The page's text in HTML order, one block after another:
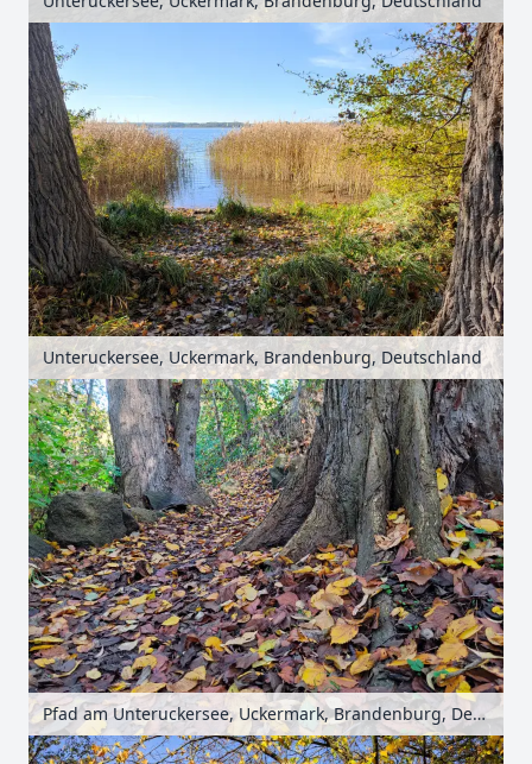
Unteruckersee, Uckermark, Brandenburg, Deutschland
Pfad am Unteruckersee, Uckermark, Brandenburg, Deutschland